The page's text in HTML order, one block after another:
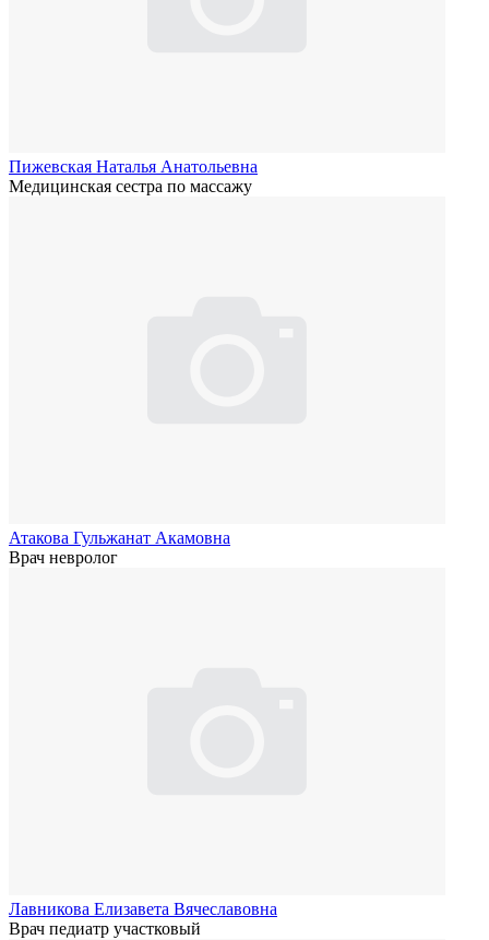
Пижевская Наталья Анатольевна
Медицинская сестра по массажу
Атакова Гульжанат Акамовна
Врач невролог
Лавникова Елизавета Вячеславовна
Врач педиатр участковый